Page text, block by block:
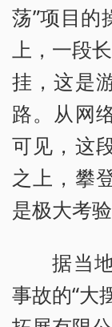
荡”项目的
上，一段
挂，这是
路。从网
可见，这
之上，攀
是极大考验
据当
事故的“大